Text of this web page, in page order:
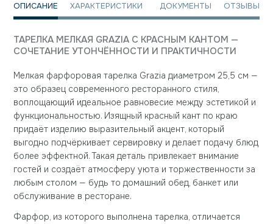
ОПИСАНИЕ ХАРАКТЕРИСТИКИ ДОКУМЕНТЫ ОТЗЫВЫ
ТАРЕЛКА МЕЛКАЯ GRAZIA С КРАСНЫМ КАНТОМ —
СОЧЕТАНИЕ УТОНЧЁННОСТИ И ПРАКТИЧНОСТИ
Мелкая фарфоровая тарелка Grazia диаметром 25,5 см —
это образец современного ресторанного стиля,
воплощающий идеальное равновесие между эстетикой и
функциональностью. Изящный красный кант по краю
придаёт изделию выразительный акцент, который
выгодно подчёркивает сервировку и делает подачу блюд
более эффектной. Такая деталь привлекает внимание
гостей и создаёт атмосферу уюта и торжественности за
любым столом — будь то домашний обед, банкет или
обслуживание в ресторане.
Фарфор, из которого выполнена тарелка, отличается